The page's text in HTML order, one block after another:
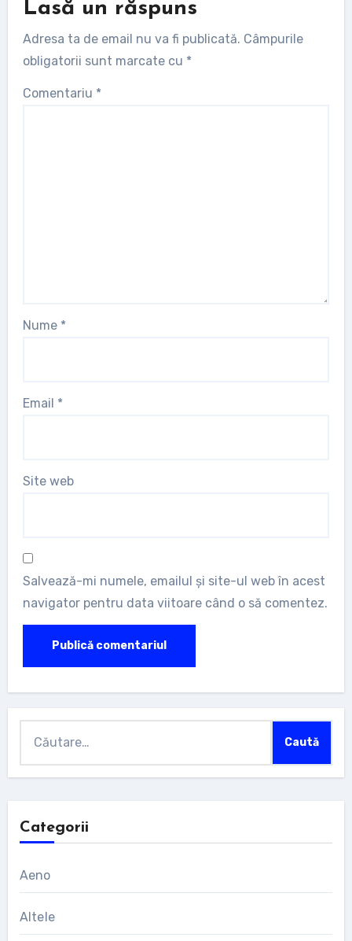
Lasă un răspuns
Adresa ta de email nu va fi publicată. Câmpurile
obligatorii sunt marcate cu *
Comentariu *
Nume *
Email *
Site web
Salvează-mi numele, emailul și site-ul web în acest
navigator pentru data viitoare când o să comentez.
după:
Categorii
Aeno
Altele